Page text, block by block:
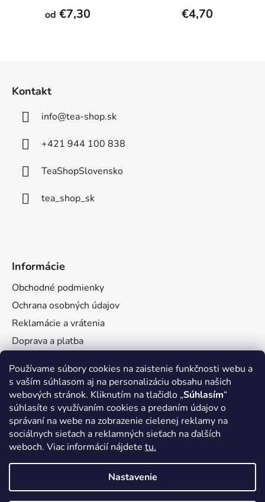
Používame súbory cookies na zaistenie funkčnosti webu a
s vaším súhlasom aj na personalizáciu obsahu našich
webových stránok. Kliknutím na tlačidlo „Súhlasím“
súhlasíte s využívaním cookies a predaním údajov o
správaní na webe na zobrazenie cielenej reklamy na
sociálnych sieťach a reklamných sieťach na ďalších
weboch. Viac informácií nájdete tu.
Nastavenie
produktu
je
od €7,30 €4,70
Kontakt
info@tea-shop.sk
+421 944 100 838
TeaShopSlovensko
tea_shop_sk
Informácie
Obchodné podmienky
Ochrana osobných údajov
Reklamácie a vrátenia
Doprava a platba
Facebook